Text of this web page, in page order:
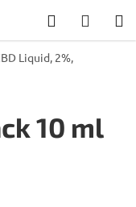
Suchen
Liquid, 2%,
10 ml